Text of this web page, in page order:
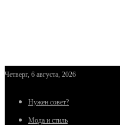
Четверг, 6 августа, 2026
Нужен совет?
Мода и стиль